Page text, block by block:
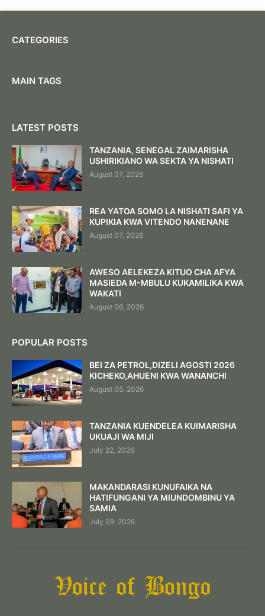
CATEGORIES
MAIN TAGS
LATEST POSTS
TANZANIA, SENEGAL ZAIMARISHA
USHIRIKIANO WA SEKTA YA NISHATI
August 07, 2026
REA YATOA SOMO LA NISHATI SAFI YA
KUPIKIA KWA VITENDO NANENANE
August 07, 2026
AWESO AELEKEZA KITUO CHA AFYA
MASIEDA M-MBULU KUKAMILIKA KWA
WAKATI
August 06, 2026
POPULAR POSTS
BEI ZA PETROL,DIZELI AGOSTI 2026
KICHEKO,AHUENI KWA WANANCHI
August 05, 2026
TANZANIA KUENDELEA KUIMARISHA
UKUAJI WA MIJI
July 22, 2026
MAKANDARASI KUNUFAIKA NA
HATIFUNGANI YA MIUNDOMBINU YA
SAMIA
July 09, 2026